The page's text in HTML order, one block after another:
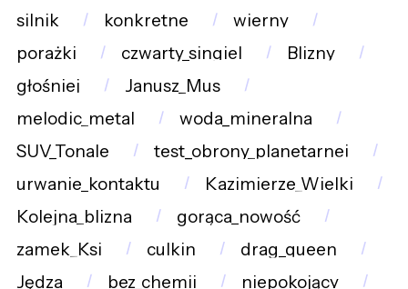
silnik
konkretne
wierny
porażki
czwarty_singiel
Blizny
głośniej
Janusz_Mus
melodic_metal
woda_mineralna
SUV_Tonale
test_obrony_planetarnej
urwanie_kontaktu
Kazimierze_Wielki
Kolejna_blizna
gorąca_nowość
zamek_Ksi
culkin
drag_queen
Jędza
bez_chemii niepokojący